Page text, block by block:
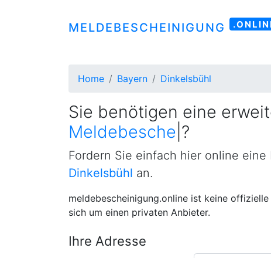
MELDEBESCHEINIGUNG
Home Bayern Dinkelsbühl
Sie benötigen eine
Meldebescheinigung
Fordern Sie einfach hier online
Dinkelsbühl an.
meldebescheinigung.online ist keine
sich um einen privaten Anbieter.
Ihre Adresse